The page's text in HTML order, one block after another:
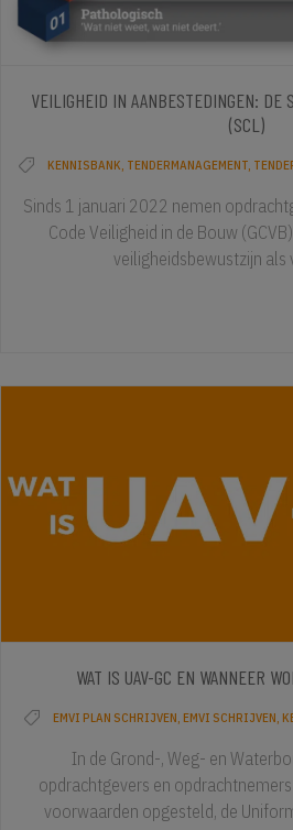
VEILIGHEID IN AANBESTEDINGEN: DE
(SCL)
KENNISBANK TENDERMANAGEMENT,
Sinds 1 januari 2022 nemen
Code Veiligheid in de Bouw
veiligheidsbewustzijn als
WAT IS UAV-GC EN WANNEER
EMVI PLAN SCHRIJVEN EMVI SCHRIJVEN
In de Grond-, Weg- en
opdrachtgevers en
voorwaarden opgesteld, de